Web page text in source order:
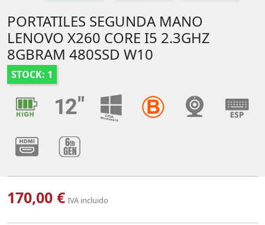
PORTATILES SEGUNDA MANO
LENOVO X260 CORE I5 2.3GHZ
8GBRAM 480SSD W10
STOCK: 1
170,00 € IVA incluido